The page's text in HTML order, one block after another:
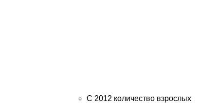
С 2012 количество взрослых